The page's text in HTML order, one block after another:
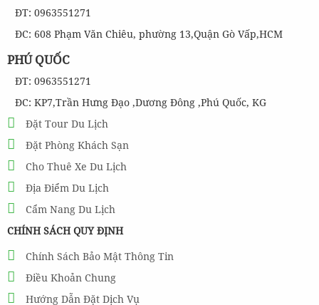
ĐT: 0963551271
ĐC: 608 Phạm Văn Chiêu, phường 13,Quận Gò Vấp,HCM
PHÚ QUỐC
ĐT: 0963551271
ĐC: KP7,Trần Hưng Đạo ,Dương Đông ,Phú Quốc, KG
Đặt Tour Du Lịch
Đặt Phòng Khách Sạn
Cho Thuê Xe Du Lịch
Địa Điểm Du Lịch
Cẩm Nang Du Lịch
CHÍNH SÁCH QUY ĐỊNH
Chính Sách Bảo Mật Thông Tin
Điều Khoản Chung
Hướng Dẫn Đặt Dịch Vụ